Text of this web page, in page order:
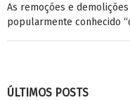
As remoções e
popularmente conhecido
ÚLTIMOS POSTS